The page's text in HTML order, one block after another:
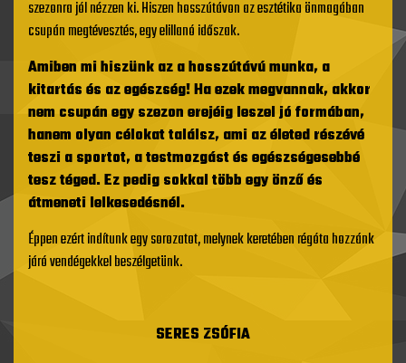
szezonra jól nézzen ki. Hiszen hosszútávon az esztétika önmagában
csupán megtévesztés, egy elillanó időszak.
Amiben mi hiszünk az a hosszútávú munka, a
kitartás és az egészség! Ha ezek megvannak, akkor
nem csupán egy szezon erejéig leszel jó formában,
hanem olyan célokat találsz, ami az életed részévé
teszi a sportot, a testmozgást és egészségesebbé
tesz téged. Ez pedig sokkal több egy önző és
átmeneti lelkesedésnél.
Éppen ezért indítunk egy sorozatot, melynek keretében régóta hozzánk
járó vendégekkel beszélgetünk.
SERES ZSÓFIA